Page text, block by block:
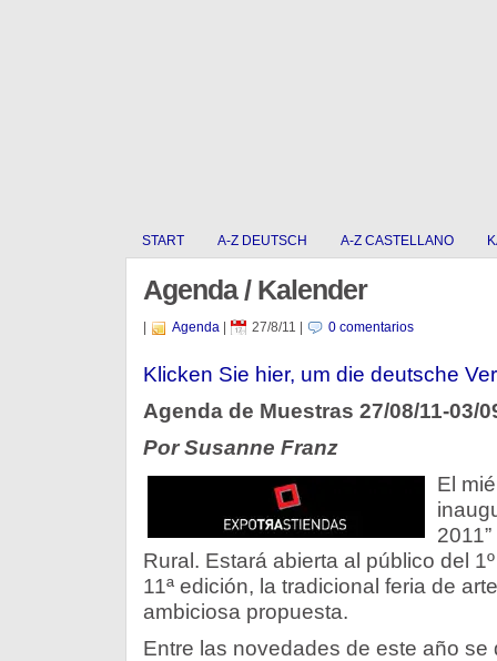
START A-Z DEUTSCH A-Z CASTELLANO
Agenda / Kalender
Agenda| 27/8/11 0 comentarios
Klicken Sie hier, um die deutsche
Agenda de Muestras 27/08/11-03/
Por Susanne Franz
El
Rural. Estará abierta al público del
11ª edición, la tradicional feria de
ambiciosa propuesta.
Entre las novedades de este año